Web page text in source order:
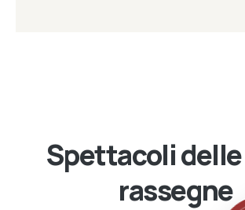
Spettacoli
rassegne